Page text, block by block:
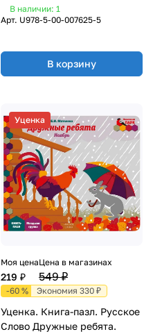
В наличии: 1
Арт. U978-5-00-007625-5
В корзину
Уценка
Моя цена
219 ₽
Цена в магазинах
549 ₽
-60 % Экономия 330 ₽
Уценка. Книга-пазл. Русское
Слово Дружные ребята.